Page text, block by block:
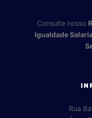
Consulte nosso
Igualdade
Rua